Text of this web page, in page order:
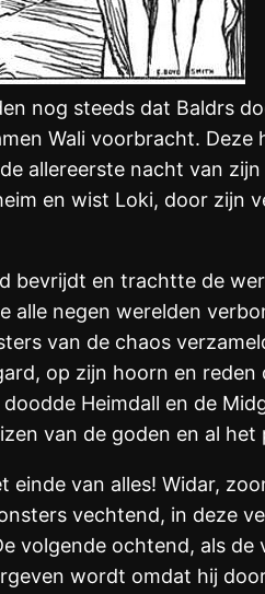
nog steeds dat Baldrs
Wali voorbracht.
allereerste nacht van
en wist Loki, door zijn
bevrijdt en trachtte de
alle negen werelden
van de chaos
op zijn hoorn en
Heimdall en de
van de goden en al
einde van alles! Widar,
vechtend, in deze
volgende ochtend, als
wordt omdat hij